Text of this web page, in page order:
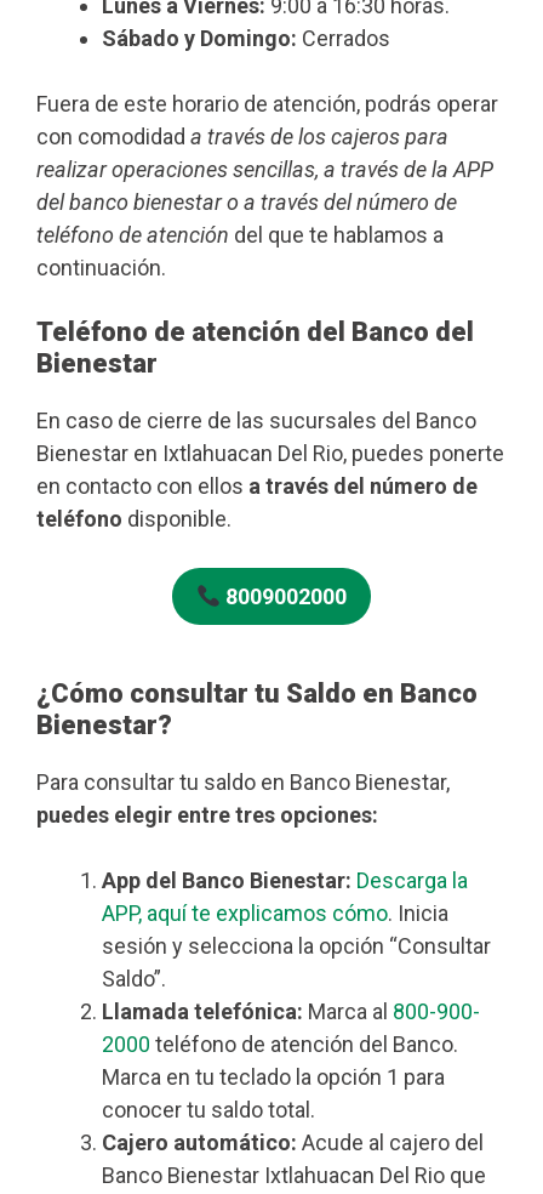
Lunes a Viernes: 9:00 a 16:30 horas.
Sábado y Domingo: Cerrados
Fuera de este horario de atención, podrás operar
con comodidad a través de los cajeros para
realizar operaciones sencillas, a través de la APP
del banco bienestar o a través del número de
teléfono de atención del que te hablamos a
continuación.
Teléfono de atención del Banco del
Bienestar
En caso de cierre de las sucursales del Banco
Bienestar en Ixtlahuacan Del Rio, puedes ponerte
en contacto con ellos a través del número de
teléfono disponible.
8009002000
¿Cómo consultar tu Saldo en Banco
Bienestar?
Para consultar tu saldo en Banco Bienestar,
puedes elegir entre tres opciones:
App del Banco Bienestar: Descarga la
APP, aquí te explicamos cómo. Inicia
sesión y selecciona la opción “Consultar
Saldo”.
Llamada telefónica: Marca al 800-900-
2000 teléfono de atención del Banco.
Marca en tu teclado la opción 1 para
conocer tu saldo total.
Cajero automático: Acude al cajero del
Banco Bienestar Ixtlahuacan Del Rio que